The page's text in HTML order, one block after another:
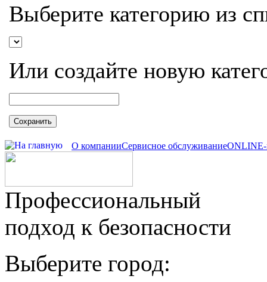
Выберите категорию из
Или создайте новую
Сохранить
О компанииСервисное обслуживаниеONLINE-
Профессиональный
подход к безопасности
Выберите город: